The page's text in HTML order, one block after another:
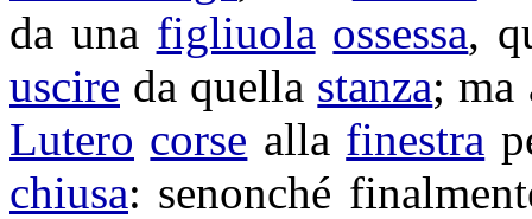
da una figliuola ossessa,
uscire da quella stanza;
Lutero corse alla finestra
chiusa: senonché